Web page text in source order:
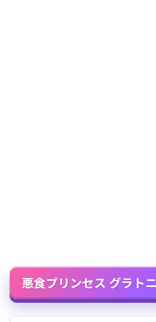
悪食プリンセス グラト